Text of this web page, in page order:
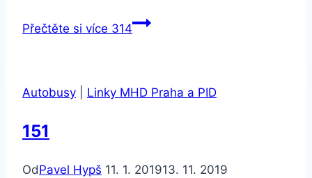
Přečtěte si více 314
Autobusy Linky MHD Praha a PID
151
OdPavel Hypš 11. 1. 201913. 11. 2019